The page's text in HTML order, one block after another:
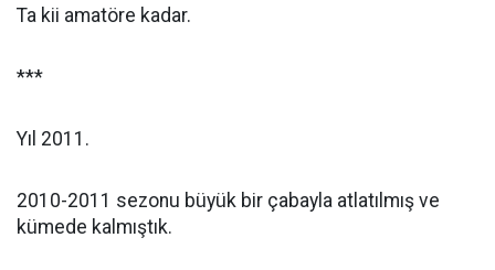
Ta kii amatöre kadar.
***
Yıl 2011.
2010-2011 sezonu büyük bir çabayla atlatılmış ve
kümede kalmıştık.